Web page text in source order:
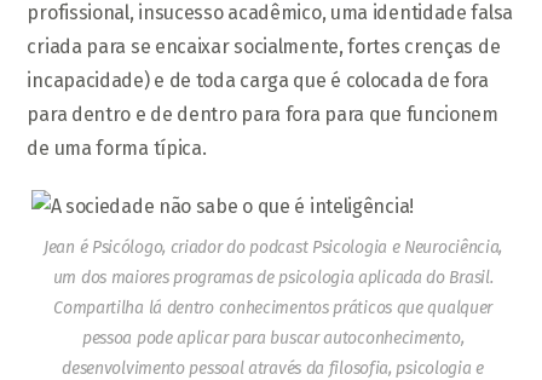
profissional, insucesso acadêmico, uma identidade falsa
criada para se encaixar socialmente, fortes crenças de
incapacidade) e de toda carga que é colocada de fora
para dentro e de dentro para fora para que funcionem
de uma forma típica.
Jean é Psicólogo, criador do podcast Psicologia e Neurociência,
um dos maiores programas de psicologia aplicada do Brasil.
Compartilha lá dentro conhecimentos práticos que qualquer
pessoa pode aplicar para buscar autoconhecimento,
desenvolvimento pessoal através da filosofia, psicologia e